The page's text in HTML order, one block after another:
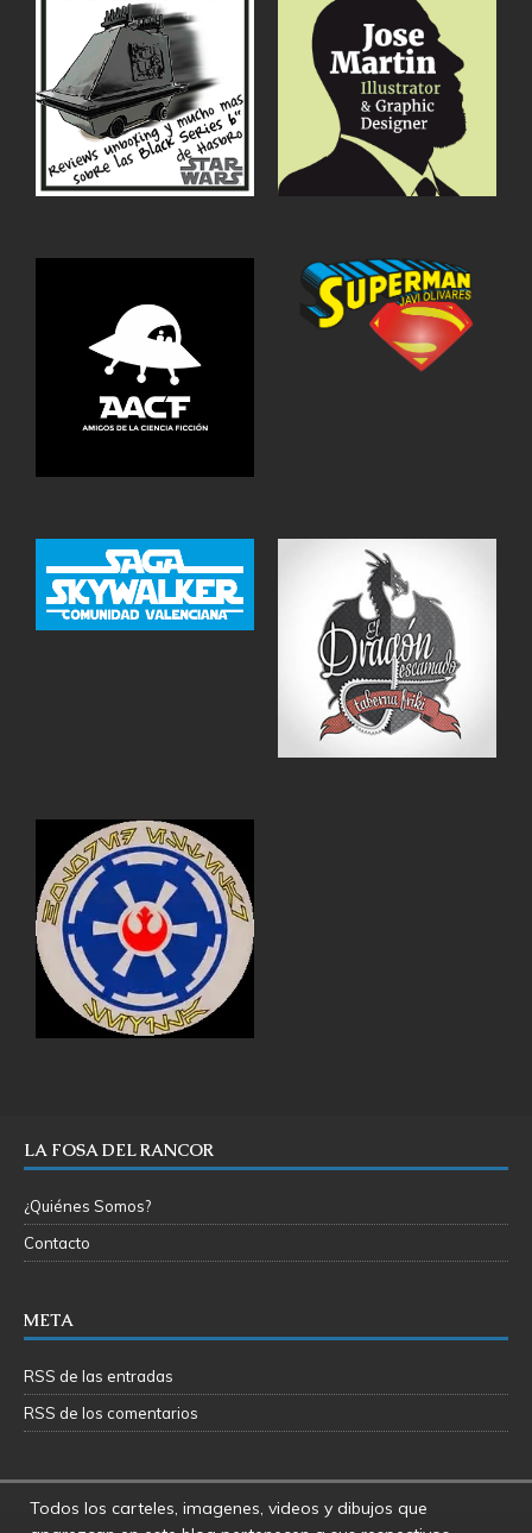
LA FOSA DEL RANCOR
¿Quiénes Somos?
Contacto
META
RSS de las entradas
RSS de los comentarios
Todos los carteles, imagenes, videos y dibujos que